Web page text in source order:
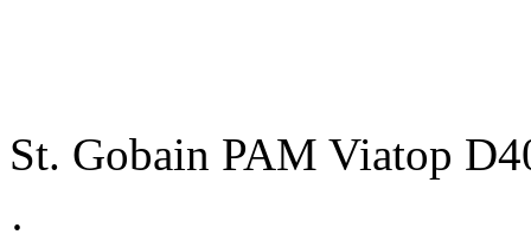
St. Gobain PAM Viatop
·